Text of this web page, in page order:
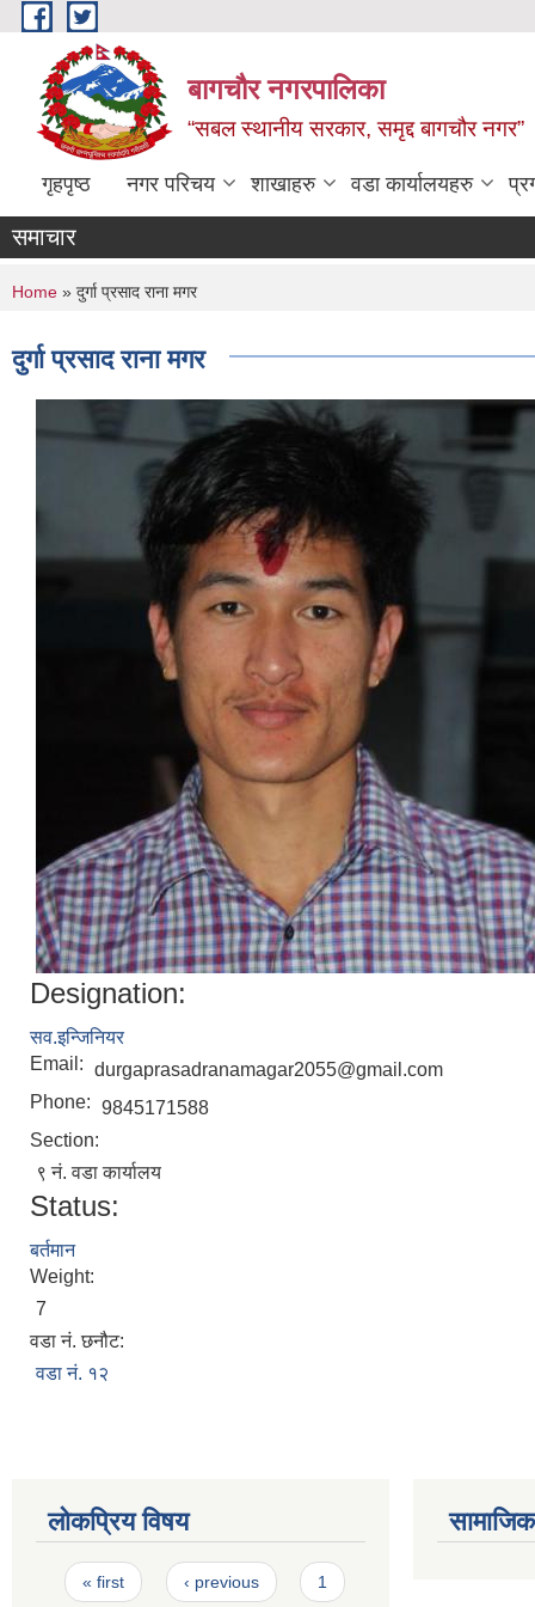
Skip to main content
बागचौर नगरपालिका
“सबल स्थानीय सरकार, समृद्द बागचौर नगर”
गृहपृष्ठ नगर परिचय शाखाहरु वडा ‍कार्यालयहरु
समाचार
You are here
Home » दुर्गा प्रसाद राना मगर
दुर्गा प्रसाद राना मगर
Designation:
सव.इन्जिनियर
Email: durgaprasadranamagar2055@gmail.com
Phone: 9845171588
Section:
९ नं. वडा कार्यालय
Status:
बर्तमान
Weight:
7
वडा नं. छनौट:
वडा नं. १२
लोकप्रिय विषय
Pages
« first ‹ previous
1
सामाजिक